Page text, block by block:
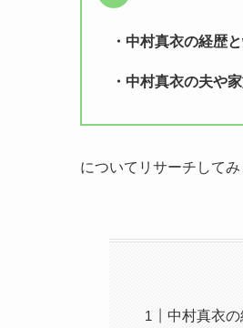
・中村真衣の経歴
・中村真衣の夫や
についてリサーチして
中村真衣